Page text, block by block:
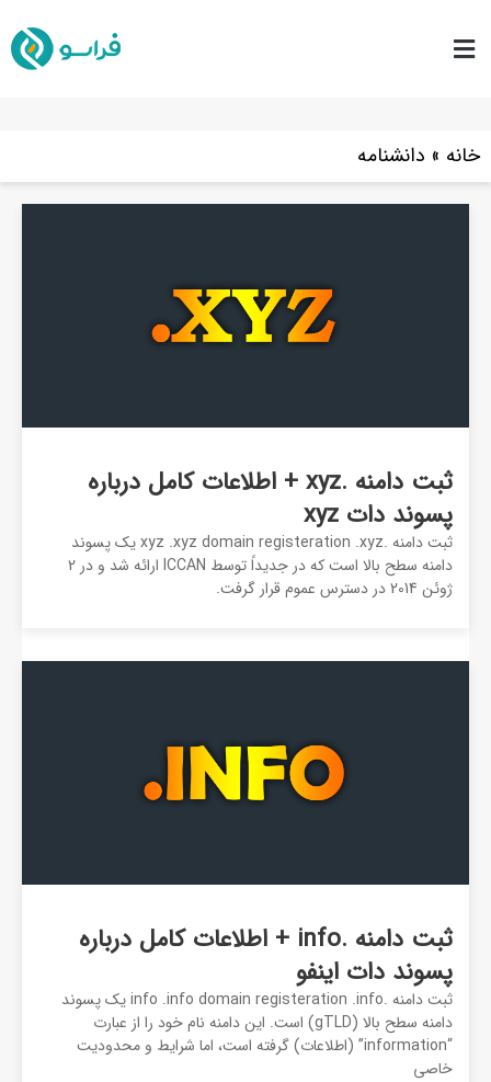
خانه » دانشنامه
ثبت دامنه .xyz + اطلاعات کامل درباره
پسوند دات xyz
ثبت دامنه .xyz .xyz domain registeration .xyz یک پسوند
دامنه سطح بالا است که در جدیداً توسط ICCAN ارائه شد و در 2
ژوئن 2014 در دسترس عموم قرار گرفت.
ثبت دامنه .info + اطلاعات کامل درباره
پسوند دات اینفو
ثبت دامنه .info .info domain registeration .info یک پسوند
دامنه سطح بالا (gTLD) است. این دامنه نام خود را از عبارت
“information” (اطلاعات) گرفته است، اما شرایط و محدودیت
خاصی